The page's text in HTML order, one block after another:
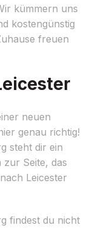
kümmern uns
kostengünstig
freuen
neuen
genau richtig!
steht dir ein
Seite, das
Leicester
findest du nicht